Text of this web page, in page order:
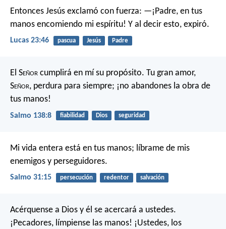
Entonces Jesús exclamó con fuerza: —¡Padre, en tus
manos encomiendo mi espíritu! Y al decir esto, expiró.
Lucas 23:46 pascua Jesús Padre
El Señor cumplirá en mí su propósito. Tu gran amor,
Señor, perdura para siempre; ¡no abandones la obra de
tus manos!
Salmo 138:8 fiabilidad Dios seguridad
Mi vida entera está en tus manos; líbrame de mis
enemigos y perseguidores.
Salmo 31:15 persecución redentor salvación
Acérquense a Dios y él se acercará a ustedes.
¡Pecadores, límpiense las manos! ¡Ustedes, los